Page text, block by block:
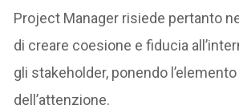
Project Manager risiede pertanto
di creare coesione e fiducia
gli stakeholder, ponendo
dell’attenzione.